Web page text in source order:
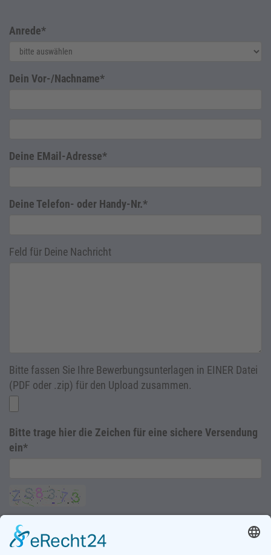
Anrede*
Dein Vor-/Nachname*
Deine EMail-Adresse*
Deine Telefon- oder Handy-Nr.*
Feld für Deine Nachricht
Bitte fassen Sie Ihre Bewerbungsunterlagen in EINER Datei
(PDF oder .zip) für den Upload zusammen.
Bitte trage hier die Zeichen für eine sichere Versendung
ein*
Abschicken